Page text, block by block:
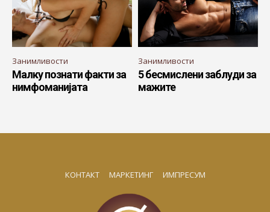
Занимливости
Малку познати факти за
нимфоманијата
Занимливости
5 бесмислени заблуди за
мажите
КОНТАКТ МАРКЕТИНГ ИМПРЕСУМ